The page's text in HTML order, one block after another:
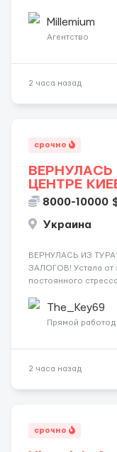
Наличные на руки в
Millemium
Агентство
2 часа назад
срочно
ВЕРНУЛАСЬ
ЦЕНТРЕ
8000-10000
Украина
ВЕРНУЛАСЬ ИЗ
ЗАЛОГОВ! Устала от
постоянного
самом центре Киева
эротическом
The_Key69
Прямой
2 часа назад
срочно